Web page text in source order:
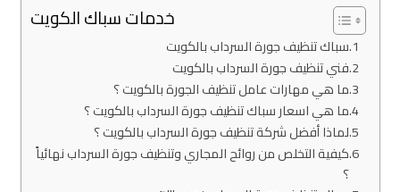
خدمات سباك الكويت
سباك تنظيف جورة السرداب بالكويت
فني تنظيف جورة السرداب بالكويت
ما هي مهارات عامل تنظيف الجورة بالكويت ؟
ما هي اسعار سباك تنظيف جورة السرداب بالكويت ؟
لماذا أفضل شركة تنظيف جورة السرداب بالكويت ؟
كيفية التخلص من روائح المجاري وتنظيف جورة السرداب نهائياً
؟